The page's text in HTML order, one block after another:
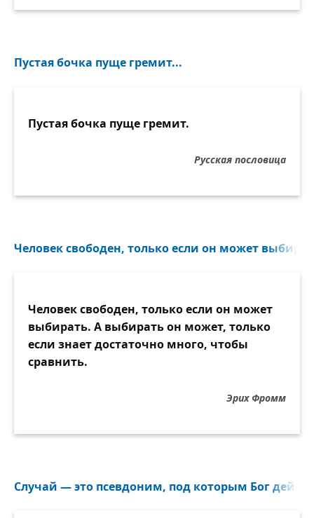
Пустая бочка пуще гремит...
Пустая бочка пуще гремит.
Русская пословица
Человек свободен, только если он может
Человек свободен, только если он может
выбирать. А выбирать он может, только
если знает достаточно много, чтобы
сравнить.
Эрих Фромм
Случай — это псевдоним, под которым Бог